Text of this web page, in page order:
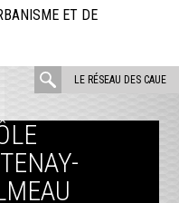
ET DE
LE RÉSEAU DES CAUE
rechercher